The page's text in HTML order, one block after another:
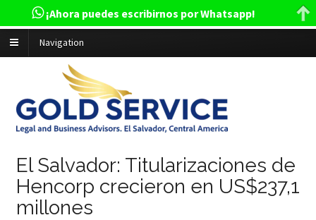
Navigation
El Salvador: Titularizaciones de
Hencorp crecieron en US$237,1
millones
¡Ahora puedes escribirnos por Whatsapp!